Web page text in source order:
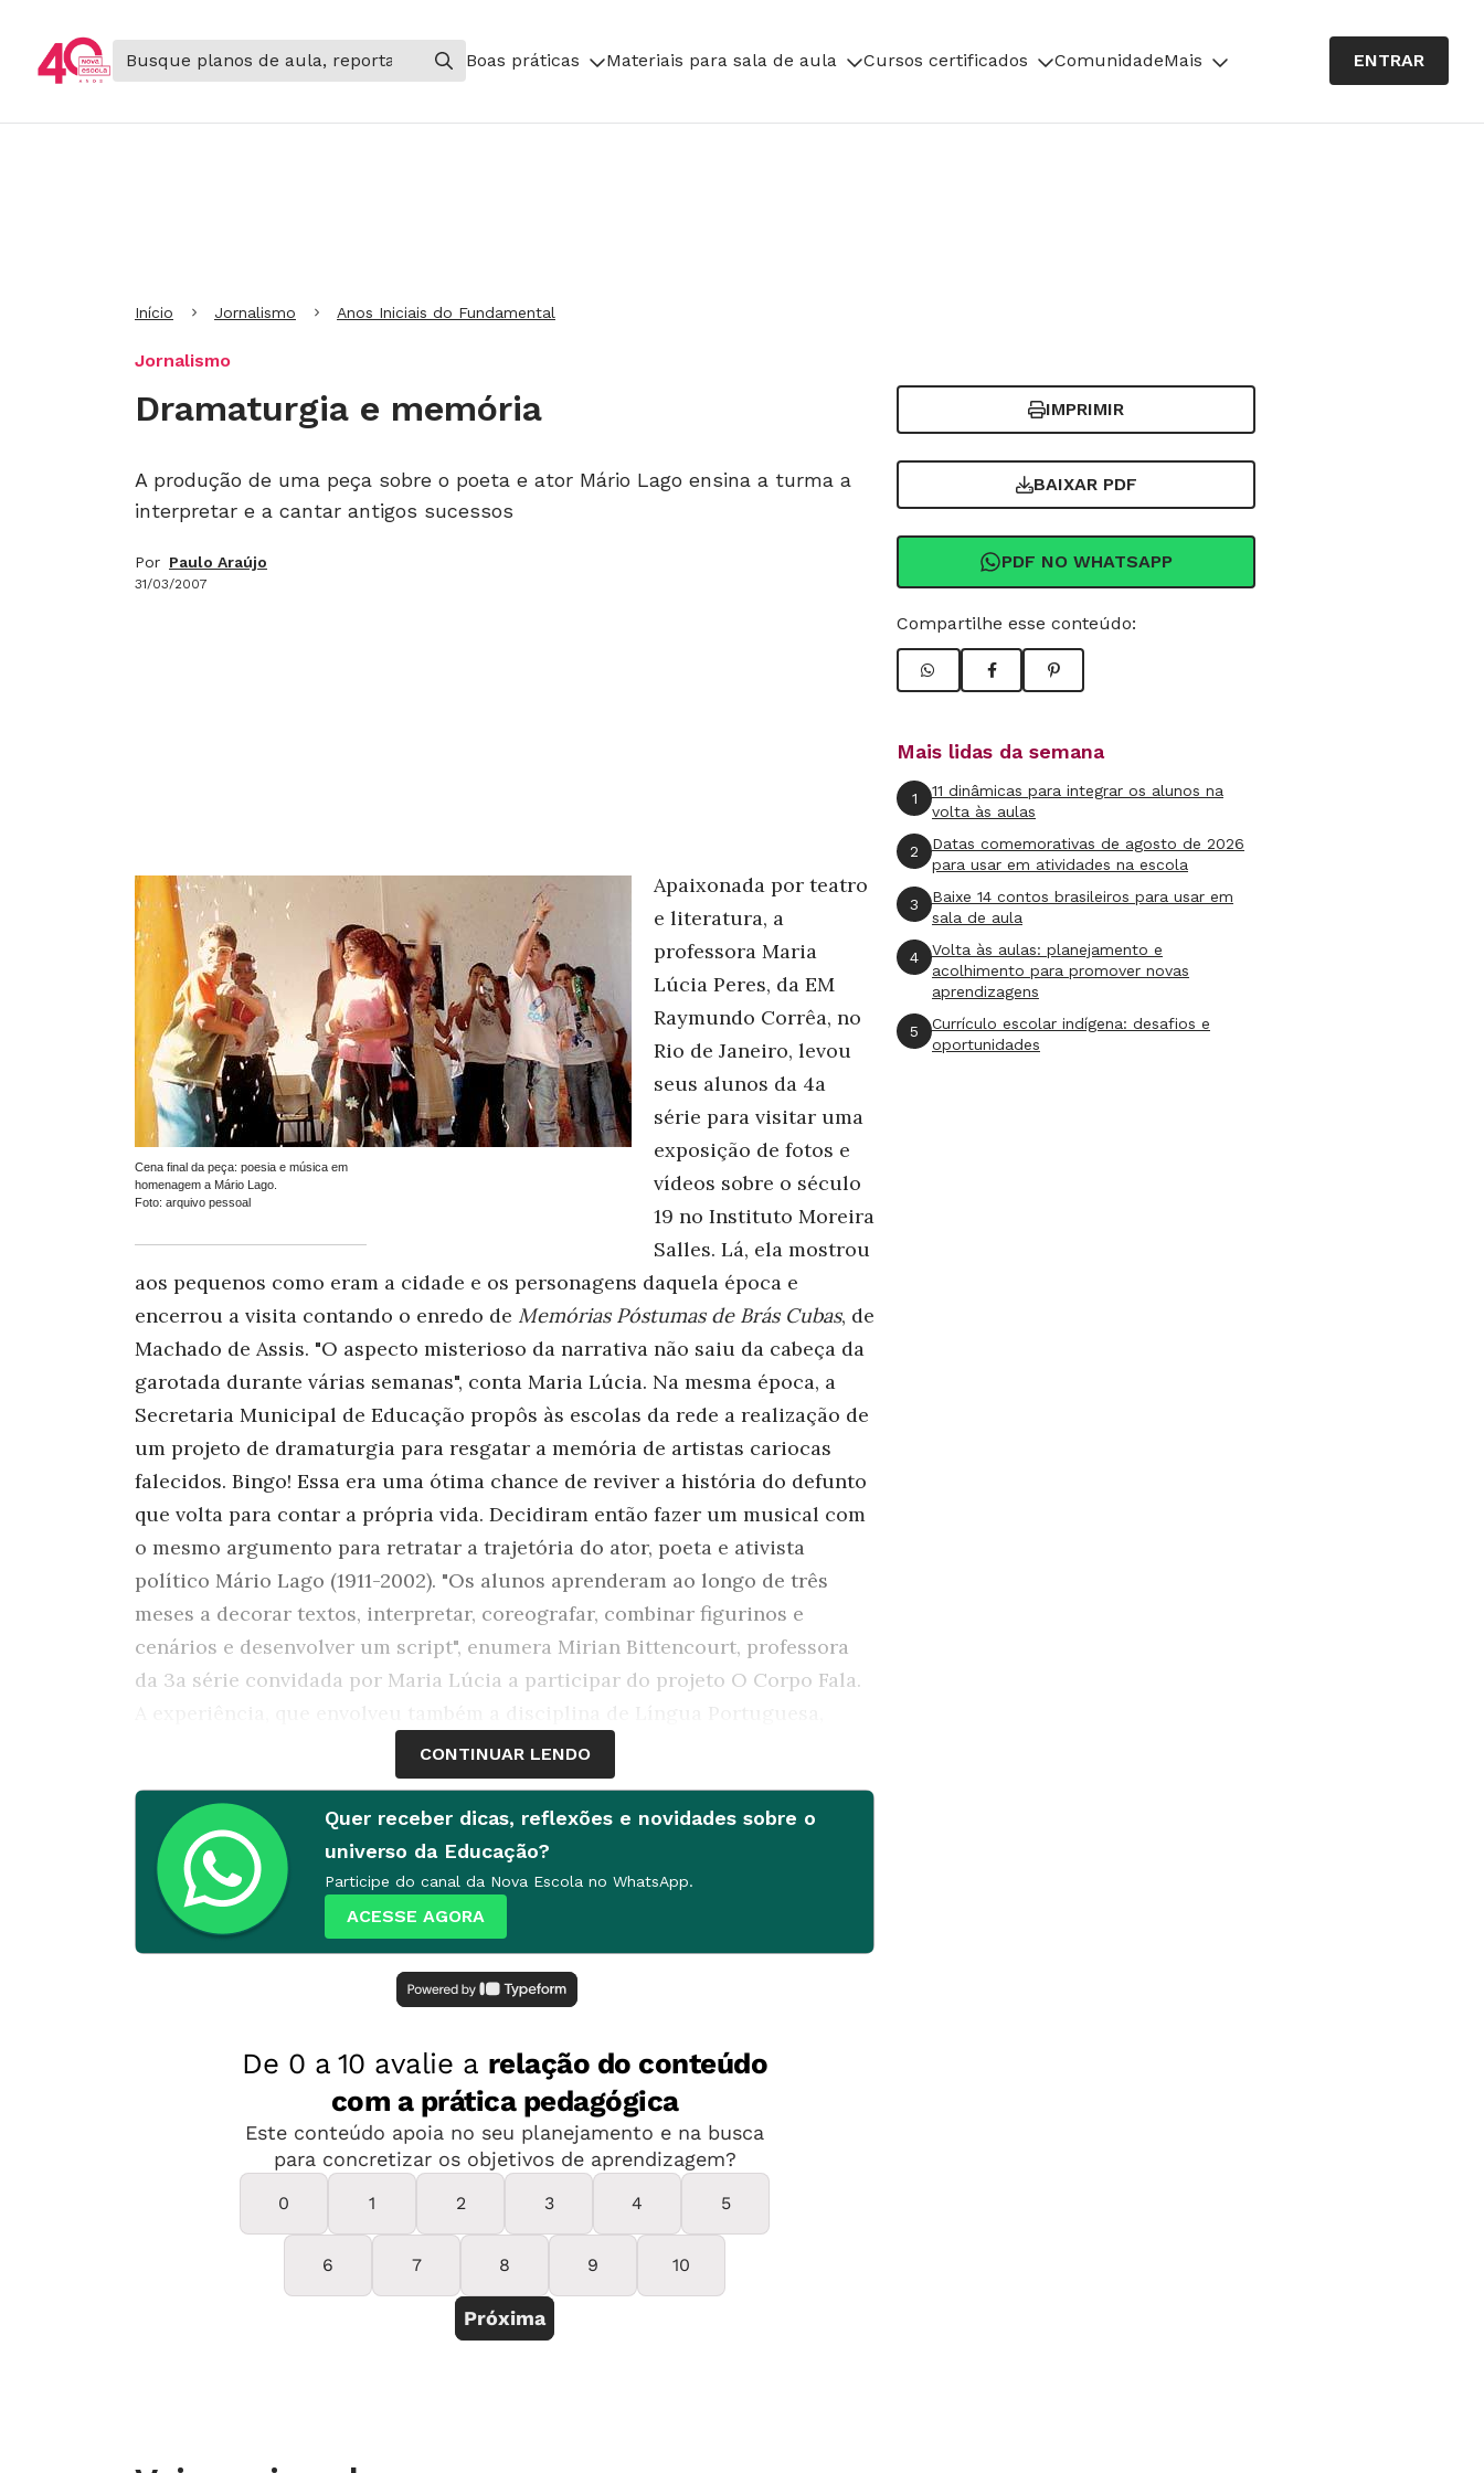
Boas práticas Materiais para sala de aula Cursos certificados ComunidadeMais ENTRAR
Início Jornalismo Anos Iniciais do Fundamental
Jornalismo
Dramaturgia e memória
A produção de uma peça sobre o poeta e ator Mário Lago ensina a turma a
interpretar e a cantar antigos sucessos
Por Paulo Araújo
31/03/2007
IMPRIMIR
BAIXAR PDF
PDF NO WHATSAPP
Compartilhe esse conteúdo:
Cena final da peça: poesia e música em
homenagem a Mário Lago.
Foto: arquivo pessoal
Apaixonada por teatro
e literatura, a
professora Maria
Lúcia Peres, da EM
Raymundo Corrêa, no
Rio de Janeiro, levou
seus alunos da 4a
série para visitar uma
exposição de fotos e
vídeos sobre o século
19 no Instituto Moreira
Salles. Lá, ela mostrou
aos pequenos como eram a cidade e os personagens daquela época e
encerrou a visita contando o enredo de Memórias Póstumas de Brás Cubas, de
Machado de Assis. "O aspecto misterioso da narrativa não saiu da cabeça da
garotada durante várias semanas", conta Maria Lúcia. Na mesma época, a
Secretaria Municipal de Educação propôs às escolas da rede a realização de
um projeto de dramaturgia para resgatar a memória de artistas cariocas
falecidos. Bingo! Essa era uma ótima chance de reviver a história do defunto
que volta para contar a própria vida. Decidiram então fazer um musical com
o mesmo argumento para retratar a trajetória do ator, poeta e ativista
político Mário Lago (1911-2002). "Os alunos aprenderam ao longo de três
meses a decorar textos, interpretar, coreografar, combinar figurinos e
cenários e desenvolver um script", enumera Mirian Bittencourt, professora
da 3a série convidada por Maria Lúcia a participar do projeto O Corpo Fala.
resultou num bonito espetáculo. P.A.
Sequência de atividades
1.PESQUISA E ADAPTAÇÃO
Mário Lago. Foto: divulgação
Produzir um musical exige organização. Ao
montar um cronograma, o ideal é reservar, todos
os dias, pelo menos 50 minutos para as atividades,
grupos, os alunos do Rio buscaram em jornais,
revistas e internet informações sobre Mário Lago
e descobriram que o simpático ator de novelas era
também compositor de canções famosas, como
Amélia e Nada Além
. Nas aulas de Língua
Portuguesa, foram exploradas paródias e paráfrases na criação de músicas e
2. ELENCO E BUSCA DE REFERÊNCIAS
em voz alta, cantem e dancem para que todos possam avançar. O júri é
CONTINUAR LENDO
Quer receber dicas, reflexões e novidades sobre o
universo da Educação?
Participe do canal da Nova Escola no WhatsApp.
ACESSE AGORA
Mais lidas da semana
1
11 dinâmicas para integrar os alunos na
volta às aulas
2
Datas comemorativas de agosto de 2026
para usar em atividades na escola
3
Baixe 14 contos brasileiros para usar em
sala de aula
4
Volta às aulas: planejamento e
acolhimento para promover novas
aprendizagens
5
Currículo escolar indígena: desafios e
oportunidades